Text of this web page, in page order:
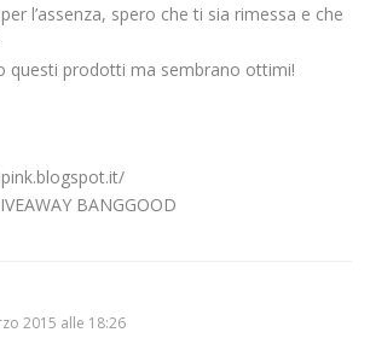
l’assenza, spero che ti sia rimessa e che
questi prodotti ma sembrano ottimi!
BANGGOOD
2015 alle 18:26